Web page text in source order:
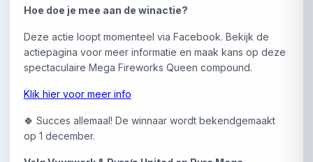
Hoe doe je mee aan de winactie?
Deze actie loopt momenteel via Facebook. Bekijk de
actiepagina voor meer informatie en maak kans op deze
spectaculaire Mega Fireworks Queen compound.
Klik hier voor meer info
🍀 Succes allemaal! De winnaar wordt bekendgemaakt
op 1 december.